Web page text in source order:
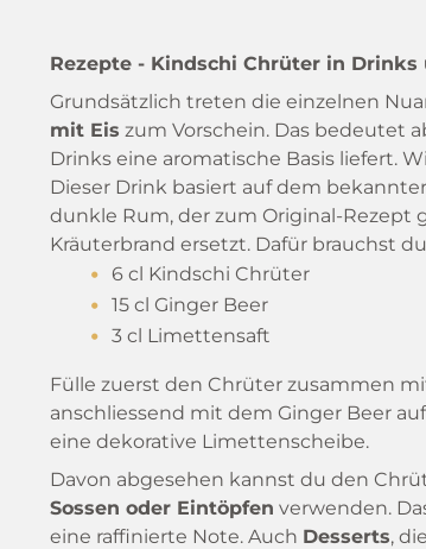
Rezepte - Kindschi Chrüter in Drinks
Grundsätzlich treten die einzelnen
mit Eis zum Vorschein. Das bedeutet
Drinks eine aromatische Basis liefert.
Dieser Drink basiert auf dem
dunkle Rum, der zum Original-
Kräuterbrand ersetzt. Dafür brauchst
6 cl Kindschi Chrüter
15 cl Ginger Beer
3 cl Limettensaft
Fülle zuerst den Chrüter zusammen
anschliessend mit dem Ginger Beer
eine dekorative Limettenscheibe.
Davon abgesehen kannst du den
Sossen oder Eintöpfen verwenden.
eine raffinierte Note. Auch Desserts,